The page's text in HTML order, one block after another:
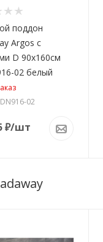
поддон
Argos с
D 90х160см
02 белый
02
₽/шт